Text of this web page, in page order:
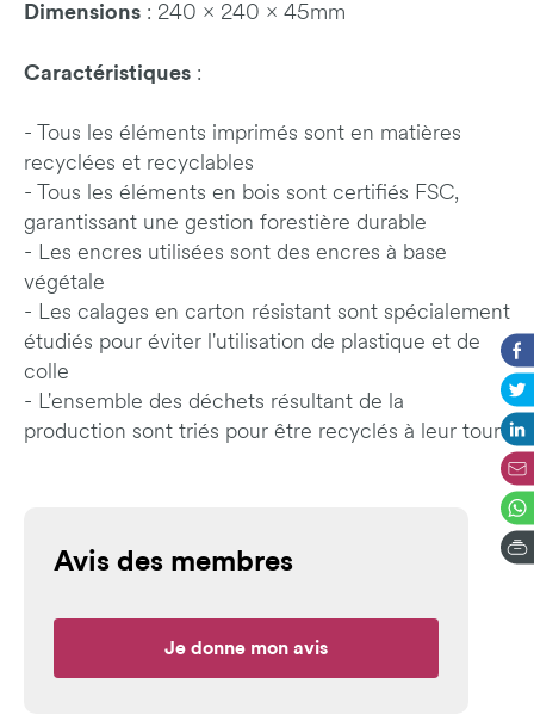
Dimensions : 240 x 240 x 45mm
Caractéristiques :
- Tous les éléments imprimés sont en matières
recyclées et recyclables
- Tous les éléments en bois sont certifiés FSC,
garantissant une gestion forestière durable
- Les encres utilisées sont des encres à base
végétale
- Les calages en carton résistant sont spécialement
étudiés pour éviter l'utilisation de plastique et de
colle
- L'ensemble des déchets résultant de la
production sont triés pour être recyclés à leur tour
Avis des membres
Je donne mon avis